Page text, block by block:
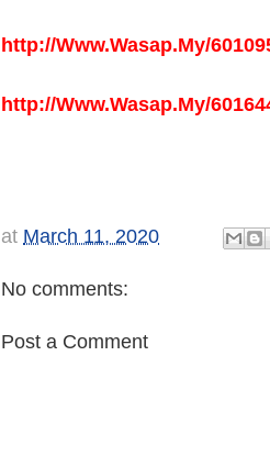
http://Www.Wasap.My/
http://Www.Wasap.My/
at March 11, 2020
No comments:
Post a Comment